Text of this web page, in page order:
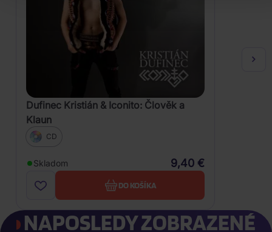
Dufinec Kristián & Iconito: Člověk a
Klaun
CD
Skladom 9,40 €
DO KOŠÍKA
NAPOSLEDY ZOBRAZENÉ